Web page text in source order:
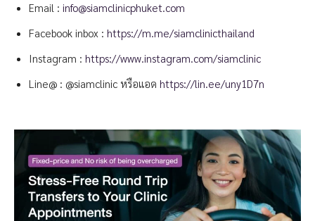
Email : info@siamclinicphuket.com
Facebook inbox : https://m.me/siamclinicthailand
Instagram : https://www.instagram.com/siamclinic
Line@ : @siamclinic หรือแอด https://lin.ee/uny1D7n